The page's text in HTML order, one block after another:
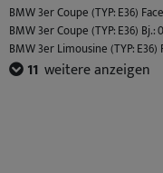
BMW 3er Coupe (TYP: E36)
BMW 3er Coupe (TYP: E36) Bj.:
BMW 3er Limousine (TYP: E36)
BMW 3er Limousine (TYP: E36)
BMW M3 (TYP: M3 (E36) Limo
BMW M3 (TYP: M3 (E36)
BMW M3 (TYP: M3 (E36) Limo
BMW 3er Touring (TYP: E36)
11 weitere anzeigen